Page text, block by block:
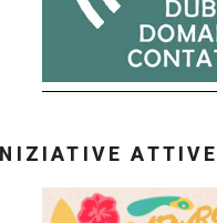
INIZIATIVE ATTIVE